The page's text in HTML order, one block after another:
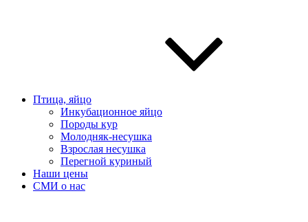
Птица, яйцо
Инкубационное яйцо
Породы кур
Молодняк-несушка
Взрослая несушка
Перегной куриный
Наши цены
СМИ о нас